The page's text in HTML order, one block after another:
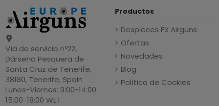
Vía de servicio nº22,
Dársena Pesquera de
Santa Cruz de Tenerife,
38180, Tenerife, Spain
Lunes-Viernes: 9:00-14:00
15:00-18:00 WET
Productos
Despieces FX Airguns
Ofertas
Novedades
Blog
Política de Cookies